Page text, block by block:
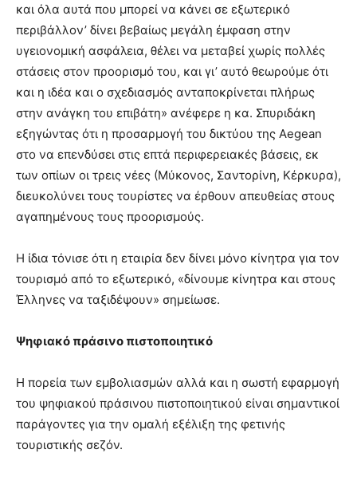
και όλα αυτά που μπορεί να κάνει σε εξωτερικό
περιβάλλον’ δίνει βεβαίως μεγάλη έμφαση στην
υγειονομική ασφάλεια, θέλει να μεταβεί χωρίς πολλές
στάσεις στον προορισμό του, και γι’ αυτό θεωρούμε ότι
και η ιδέα και ο σχεδιασμός ανταποκρίνεται πλήρως
στην ανάγκη του επιβάτη» ανέφερε η κα. Σπυριδάκη
εξηγώντας ότι η προσαρμογή του δικτύου της Aegean
στο να επενδύσει στις επτά περιφερειακές βάσεις, εκ
των οπίων οι τρεις νέες (Μύκονος, Σαντορίνη, Κέρκυρα),
διευκολύνει τους τουρίστες να έρθουν απευθείας στους
αγαπημένους τους προορισμούς.
Η ίδια τόνισε ότι η εταιρία δεν δίνει μόνο κίνητρα για τον
τουρισμό από το εξωτερικό, «δίνουμε κίνητρα και στους
Έλληνες να ταξιδέψουν» σημείωσε.
Ψηφιακό πράσινο πιστοποιητικό
Η πορεία των εμβολιασμών αλλά και η σωστή εφαρμογή
του ψηφιακού πράσινου πιστοποιητικού είναι σημαντικοί
παράγοντες για την ομαλή εξέλιξη της φετινής
τουριστικής σεζόν.